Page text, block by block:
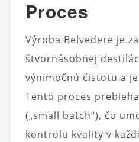
Proces
Výroba Belvedere je
štvornásobnej
výnimočnú čistotu a
Tento proces
(„small batch“), čo
kontrolu kvality v